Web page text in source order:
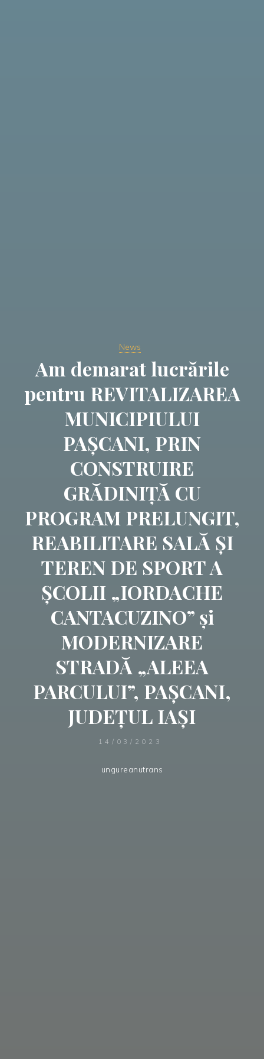
News
Am demarat lucrările
pentru REVITALIZAREA
MUNICIPIULUI
PAȘCANI, PRIN
CONSTRUIRE
GRĂDINIȚĂ CU
PROGRAM PRELUNGIT,
REABILITARE SALĂ ȘI
TEREN DE SPORT A
ȘCOLII „IORDACHE
CANTACUZINO” și
MODERNIZARE
STRADĂ „ALEEA
PARCULUI”, PAȘCANI,
JUDEȚUL IAȘI
14/03/2023
ungureanutrans